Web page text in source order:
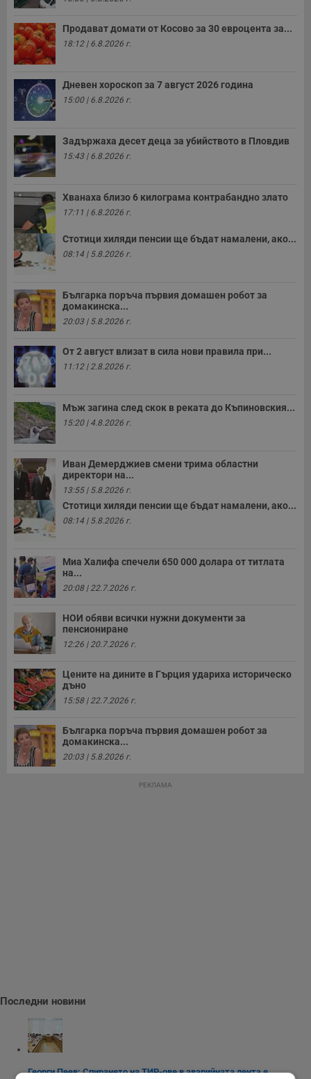
Продават домати от Косово за 30 евроцента за...
18:12 | 6.8.2026 г.
Дневен хороскоп за 7 август 2026 година
15:00 | 6.8.2026 г.
Задържаха десет деца за убийството в Пловдив
15:43 | 6.8.2026 г.
Хванаха близо 6 килограма контрабандно злато
17:11 | 6.8.2026 г.
Стотици хиляди пенсии ще бъдат намалени, ако...
08:14 | 5.8.2026 г.
Българка поръча първия домашен робот за
домакинска...
20:03 | 5.8.2026 г.
От 2 август влизат в сила нови правила при...
11:12 | 2.8.2026 г.
Мъж загина след скок в реката до Къпиновския...
15:20 | 4.8.2026 г.
Иван Демерджиев смени трима областни
директори на...
13:55 | 5.8.2026 г.
Стотици хиляди пенсии ще бъдат намалени, ако...
08:14 | 5.8.2026 г.
Миа Халифа спечели 650 000 долара от титлата
на...
20:08 | 22.7.2026 г.
НОИ обяви всички нужни документи за
пенсиониране
12:26 | 20.7.2026 г.
Цените на дините в Гърция удариха историческо
дъно
15:58 | 22.7.2026 г.
Българка поръча първия домашен робот за
домакинска...
20:03 | 5.8.2026 г.
РЕКЛАМА
Последни новини
Георги Пеев: Спирането на ТИР-ове в аварийната лента е...